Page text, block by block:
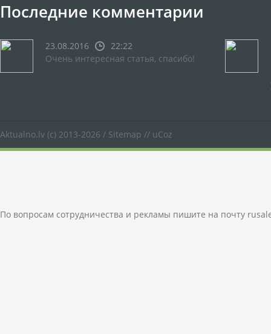
Последние комментарии
23.08.2016
22:22
Очень интересная статья, спасибо!
Aktualno.lv (c) 2013-2026 / Sitemap // uCoz
По вопросам сотрудничества и рекламы пишите на почту